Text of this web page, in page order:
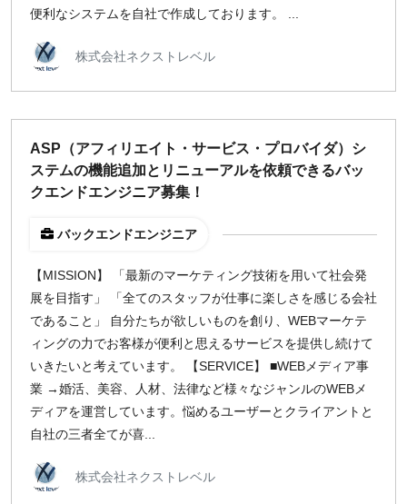
便利なシステムを自社で作成しております。 ...
株式会社ネクストレベル
ASP（アフィリエイト・サービス・プロバイダ）シ
ステムの機能追加とリニューアルを依頼できるバッ
クエンドエンジニア募集！
バックエンドエンジニア
【MISSION】 「最新のマーケティング技術を用いて社会発
展を目指す」 「全てのスタッフが仕事に楽しさを感じる会社
であること」 自分たちが欲しいものを創り、WEBマーケテ
ィングの力でお客様が便利と思えるサービスを提供し続けて
いきたいと考えています。 【SERVICE】 ■WEBメディア事
業 →婚活、美容、人材、法律など様々なジャンルのWEBメ
ディアを運営しています。悩めるユーザーとクライアントと
自社の三者全てが喜...
株式会社ネクストレベル